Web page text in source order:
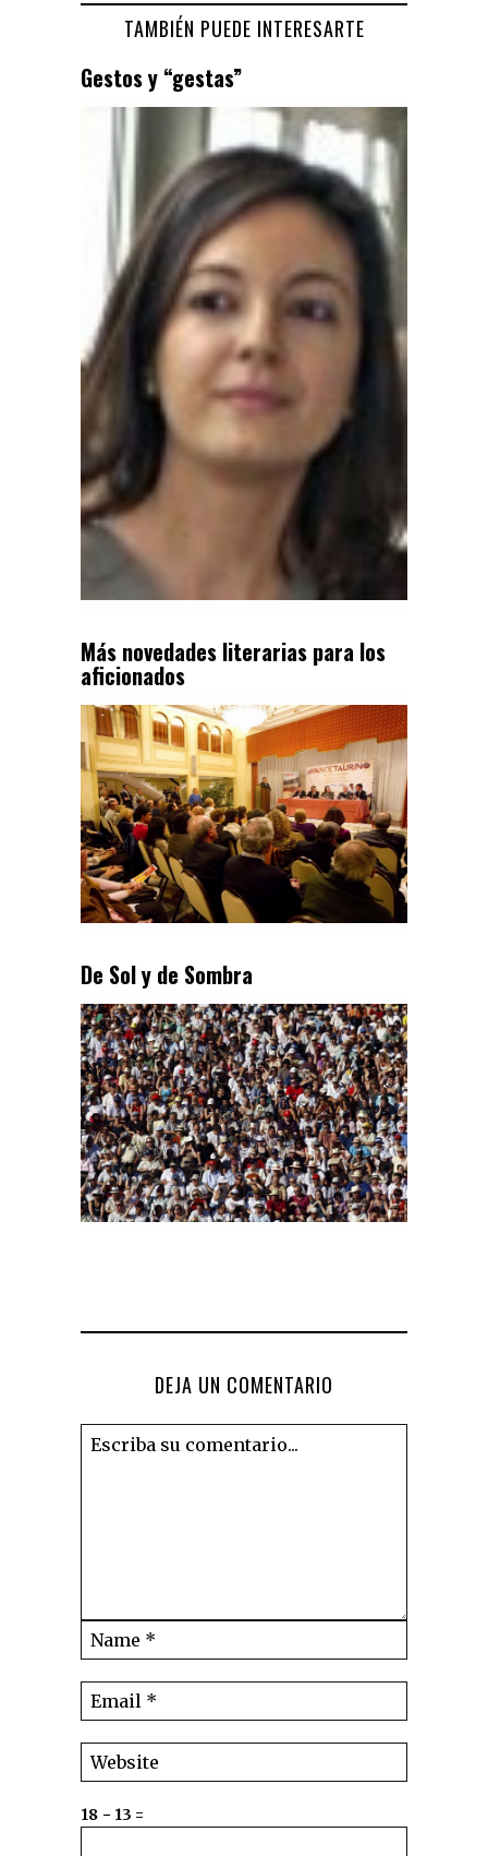
TAMBIÉN PUEDE INTERESARTE
Gestos y “gestas”
Más novedades literarias para los
aficionados
De Sol y de Sombra
DEJA UN COMENTARIO
18 − 13 =